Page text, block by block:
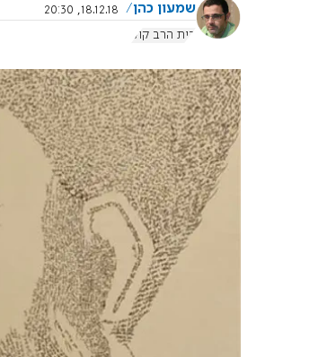
שמעון כהן
18.12.18, 20:30
בית הרב קוק